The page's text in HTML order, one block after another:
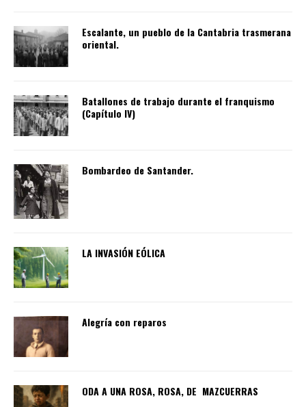
Escalante, un pueblo de la Cantabria trasmerana
oriental.
Batallones de trabajo durante el franquismo
(Capítulo IV)
Bombardeo de Santander.
LA INVASIÓN EÓLICA
Alegría con reparos
ODA A UNA ROSA, ROSA, DE MAZCUERRAS